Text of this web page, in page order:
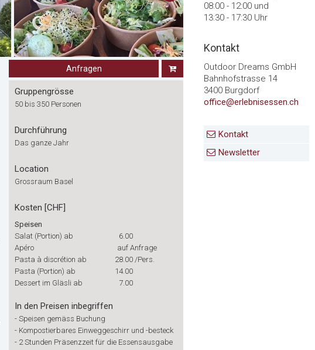
Anfragen
Gruppengrösse
50 bis 350 Personen
Durchführung
Das ganze Jahr
Location
Grossraum Basel
Kosten [CHF]
Speisen
Salat (Portion) ab
6.00
Apéro
auf Anfrage
Pasta à discrétion ab
28.00 /Pers.
Pasta (Portion) ab
14.00
Dessert im Gläsli ab
7.00
In den Preisen inbegriffen
- Speisen gemäss Buchung
- Kompostierbares Einweggeschirr und -besteck
- 2 Stunden Präsenzzeit für die Essensausgabe
08:00 - 12:00 und
13:30 - 17:30 Uhr
Kontakt
Outdoor Dreams GmbH
Bahnhofstrasse 14
3400 Burgdorf
office@erlebnisessen.ch
Kontakt
Newsletter